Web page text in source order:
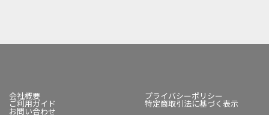
会社概要 プライバシーポリシー
ご利用ガイド 特定商取引法に基づく表示
お問い合わせ